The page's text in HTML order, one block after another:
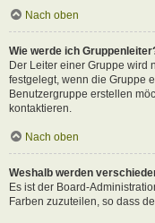
Nach oben
Wie werde ich
Der Leiter einer Gruppe wird
festgelegt, wenn die Gruppe
Benutzergruppe erstellen
kontaktieren.
Nach oben
Weshalb werden
Es ist der Board-
Farben zuzuteilen, so dass